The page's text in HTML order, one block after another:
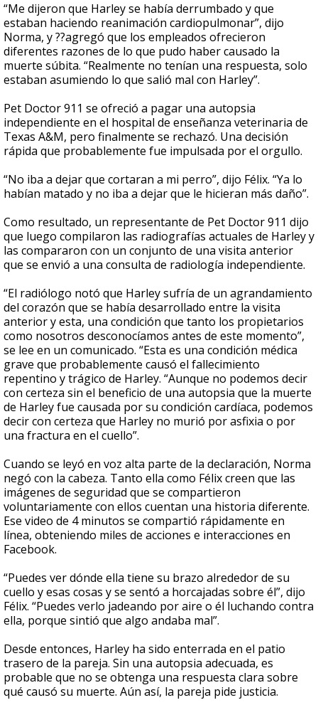
“Me dijeron que Harley se había derrumbado y que
estaban haciendo reanimación cardiopulmonar”, dijo
Norma, y ??agregó que los empleados ofrecieron
diferentes razones de lo que pudo haber causado la
muerte súbita. “Realmente no tenían una respuesta, solo
estaban asumiendo lo que salió mal con Harley”.
Pet Doctor 911 se ofreció a pagar una autopsia
independiente en el hospital de enseñanza veterinaria de
Texas A&M, pero finalmente se rechazó. Una decisión
rápida que probablemente fue impulsada por el orgullo.
“No iba a dejar que cortaran a mi perro”, dijo Félix. “Ya lo
habían matado y no iba a dejar que le hicieran más daño”.
Como resultado, un representante de Pet Doctor 911 dijo
que luego compilaron las radiografías actuales de Harley y
las compararon con un conjunto de una visita anterior
que se envió a una consulta de radiología independiente.
“El radiólogo notó que Harley sufría de un agrandamiento
del corazón que se había desarrollado entre la visita
anterior y esta, una condición que tanto los propietarios
como nosotros desconocíamos antes de este momento”,
se lee en un comunicado. “Esta es una condición médica
grave que probablemente causó el fallecimiento
repentino y trágico de Harley. “Aunque no podemos decir
con certeza sin el beneficio de una autopsia que la muerte
de Harley fue causada por su condición cardíaca, podemos
decir con certeza que Harley no murió por asfixia o por
una fractura en el cuello”.
Cuando se leyó en voz alta parte de la declaración, Norma
negó con la cabeza. Tanto ella como Félix creen que las
imágenes de seguridad que se compartieron
voluntariamente con ellos cuentan una historia diferente.
Ese video de 4 minutos se compartió rápidamente en
línea, obteniendo miles de acciones e interacciones en
Facebook.
“Puedes ver dónde ella tiene su brazo alrededor de su
cuello y esas cosas y se sentó a horcajadas sobre él”, dijo
Félix. “Puedes verlo jadeando por aire o él luchando contra
ella, porque sintió que algo andaba mal”.
Desde entonces, Harley ha sido enterrada en el patio
trasero de la pareja. Sin una autopsia adecuada, es
probable que no se obtenga una respuesta clara sobre
qué causó su muerte. Aún así, la pareja pide justicia.